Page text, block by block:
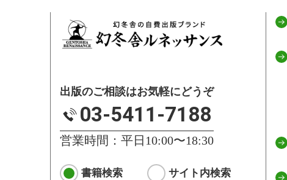
出版のご相談はお気軽にどうぞ
03-5411-7188
営業時間：平日10:00〜18:30
書籍検索 サイト内検索